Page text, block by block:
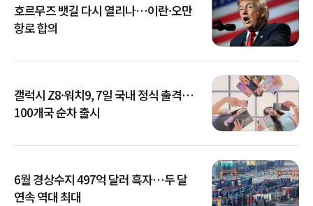
호르무즈 뱃길 다시 열리나…이란·오만
항로 합의
갤럭시 Z8·워치9, 7일 국내 정식 출격…
100개국 순차 출시
6월 경상수지 497억 달러 흑자…두 달
연속 역대 최대